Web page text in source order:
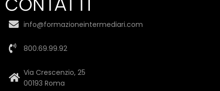
CONTATTI
info@formazioneintermediari.com
800.69.99.92
Via Crescenzio, 25
00193 Roma